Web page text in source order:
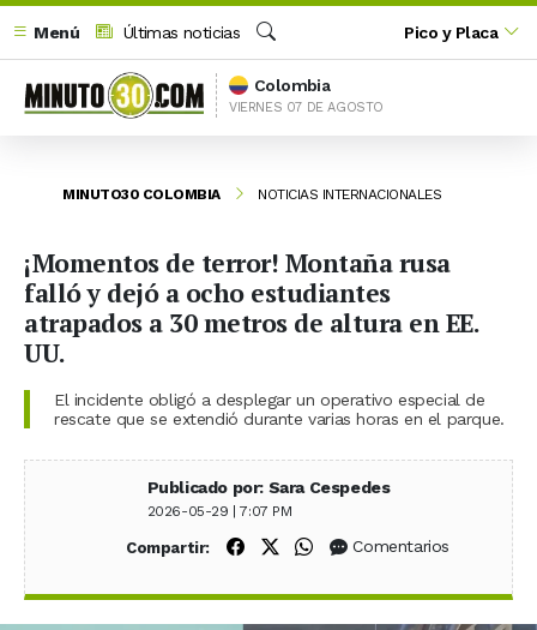
Menú
Últimas noticias
Buscar
Pico y Placa
Colombia
VIERNES 07 DE AGOSTO
MINUTO30 COLOMBIA NOTICIAS INTERNACIONALES
¡Momentos de terror! Montaña rusa
falló y dejó a ocho estudiantes
atrapados a 30 metros de altura en EE.
UU.
El incidente obligó a desplegar un operativo especial de
rescate que se extendió durante varias horas en el parque.
Publicado por: Sara Cespedes
2026-05-29 | 7:07 PM
Compartir: Compartir en Facebook
Compartir en X (Twitter)
Compartir en WhatsApp
Comentarios